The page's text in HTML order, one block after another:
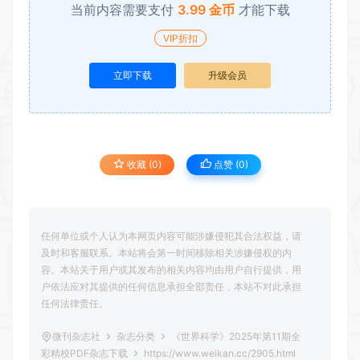
当前内容需要支付 3.99 金币 才能下载
VIP折扣
立即下载 升级会员
收藏 (0) 点赞 (0)
任何单位或个人认为本网页内容可能涉嫌侵犯其合法权益，请
及时和客服联系。本站将会第一时间移除相关涉嫌侵权的内
容。本站关于用户或其发布的相关内容均由用户自行提供，用
户依法应对其提供的任何信息承担全部责任，本站不对此承担
任何法律责任。
微刊杂志社 杂志分类
《世界科学》2025年第11期全
彩精校PDF杂志下载
https://www.weikan.cc/2905.html